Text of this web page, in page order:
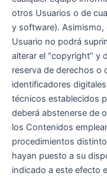
otros Usuarios o de
y software).
Usuario no podrá
alterar el “copyright” y
reserva de derechos o
identificadores
técnicos establecidos
deberá abstenerse de
los Contenidos
procedimientos
hayan puesto a su
indicado a este efecto